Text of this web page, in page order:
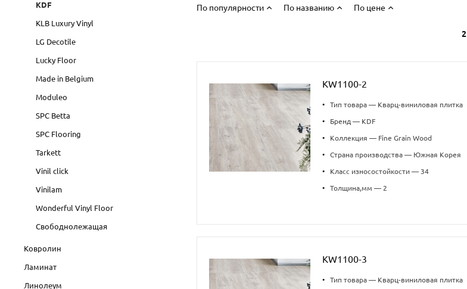
KDF
KLB Luxury Vinyl
LG Decotile
Lucky Floor
Made in Belgium
Moduleo
SPC Betta
SPC Flooring
Tarkett
Vinil click
Vinilam
Wonderful Vinyl Floor
Свободнолежащая
Ковролин
Ламинат
Линолеум
По популярности По названию По цене
2
KW1100-2
• Тип товара — Кварц-виниловая плитка
• Бренд — KDF
• Коллекция — Fine Grain Wood
• Страна производства — Южная Корея
• Класс износостойкости — 34
• Толщина,мм — 2
KW1100-3
• Тип товара — Кварц-виниловая плитка